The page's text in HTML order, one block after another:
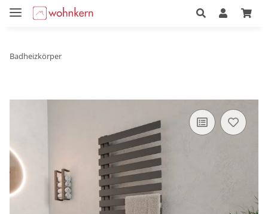
Badheizkörper